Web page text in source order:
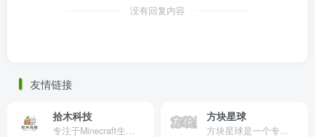
没有回复内容
友情链接
拾木科技 方块星球